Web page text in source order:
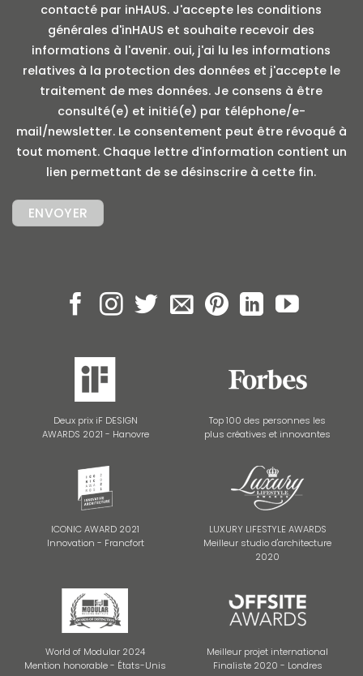
contacté par inHAUS. J'accepte les conditions
générales d'inHAUS et souhaite recevoir des
informations à l'avenir. oui, j'ai lu les informations
relatives à la protection des données et j'accepte le
traitement de mes données. Je consens à être
consulté(e) et initié(e) par téléphone/e-
mail/newsletter. Le consentement peut être révoqué à
tout moment. Chaque lettre d'information contient un
lien permettant de se désinscrire à cette fin.
Deux prix iF DESIGN
AWARDS 2021 - Hanovre
Top 100 des personnes les
plus créatives et innovantes
ICONIC AWARD 2021
Innovation - Francfort
LUXURY LIFESTYLE AWARDS
Meilleur studio d'architecture
2020
World of Modular 2024
Mention honorable - États-Unis
Meilleur projet international
Finaliste 2020 - Londres